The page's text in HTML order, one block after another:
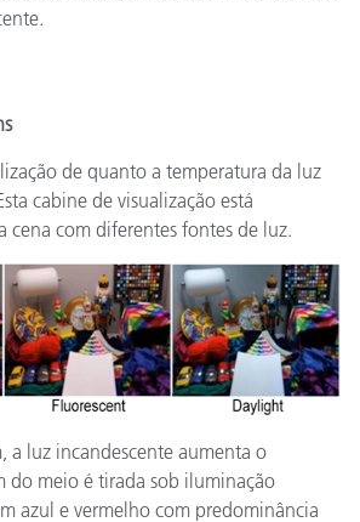
de quanto a temperatura da luz
cabine de visualização está
cena com diferentes fontes de luz.
a luz incandescente aumenta o
do meio é tirada sob iluminação
azul e vermelho com predominância